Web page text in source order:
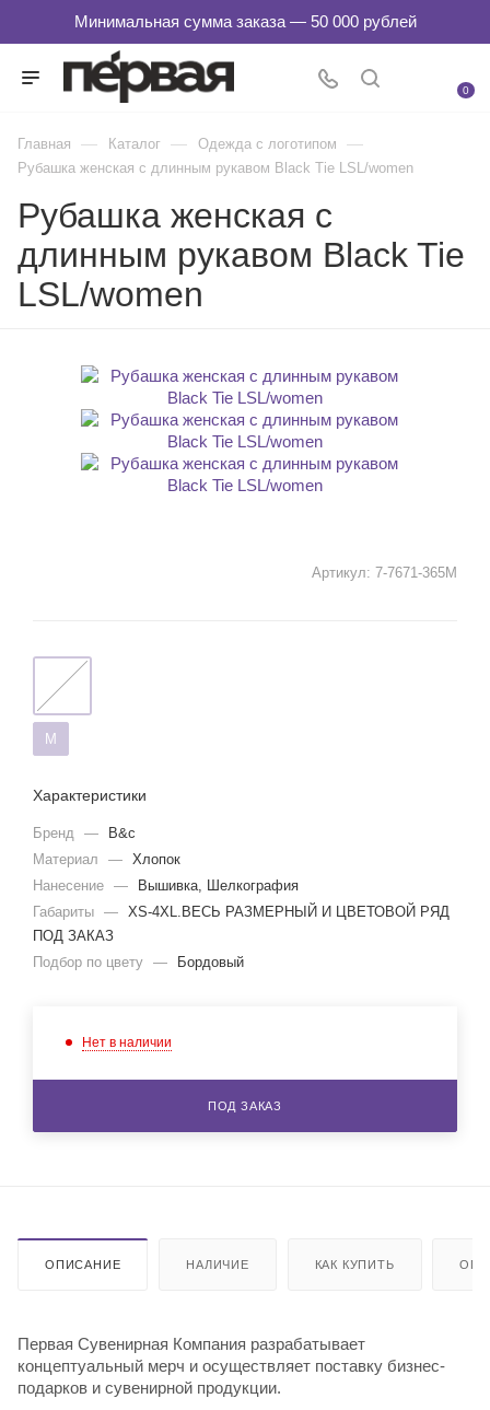
0
Главная — Каталог — Одежда с логотипом —
Рубашка женская с длинным рукавом Black Tie LSL/women
Рубашка женская с
длинным рукавом Black Tie
LSL/women
Артикул: 7-7671-365M
M
Характеристики
Бренд —
B&c
Материал
— Хлопок
Нанесение —
Вышивка, Шелкография
Габариты — XS-4XL.ВЕСЬ РАЗМЕРНЫЙ И ЦВЕТОВОЙ РЯД
ПОД ЗАКАЗ
Подбор по цвету — Бордовый
Нет в наличии
ПОД ЗАКАЗ
ОПИСАНИЕ НАЛИЧИЕ КАК КУПИТЬ
Первая Сувенирная Компания разрабатывает
концептуальный мерч и осуществляет поставку бизнес-
подарков и сувенирной продукции.